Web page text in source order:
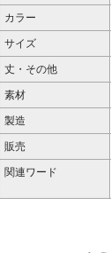
カラー
サイズ
丈・その他
素材
製造
販売
関連ワード